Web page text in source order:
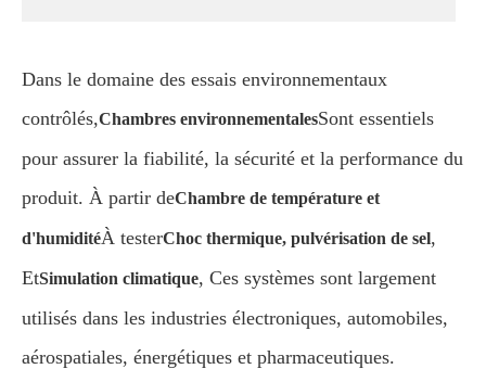
Dans le domaine des essais environnementaux
contrôlés,Chambres environnementalesSont essentiels
pour assurer la fiabilité, la sécurité et la performance du
produit. À partir deChambre de température et
d'humiditéÀ testerChoc thermique, pulvérisation de sel,
EtSimulation climatique, Ces systèmes sont largement
utilisés dans les industries électroniques, automobiles,
aérospatiales, énergétiques et pharmaceutiques.